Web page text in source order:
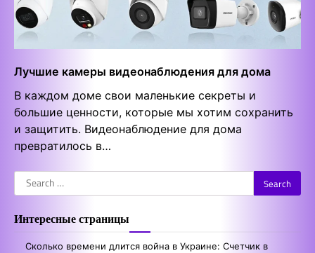
Лучшие камеры видеонаблюдения для дома
В каждом доме свои маленькие секреты и
большие ценности, которые мы хотим сохранить
и защитить. Видеонаблюдение для дома
превратилось в…
Search
for:
Интересные страницы
Сколько времени длится война в Украине: Счетчик в